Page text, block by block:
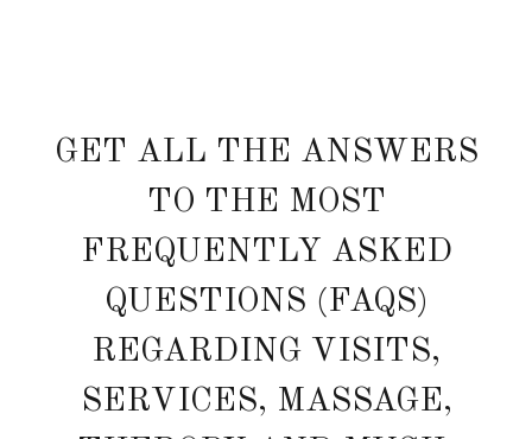
GET ALL THE ANSWERS
TO THE MOST
FREQUENTLY ASKED
QUESTIONS (FAQS)
REGARDING VISITS,
SERVICES, MASSAGE,